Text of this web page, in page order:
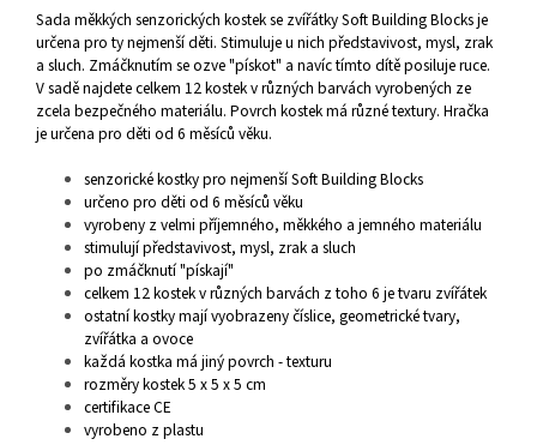
Sada měkkých senzorických kostek se zvířátky Soft Building Blocks je
určena pro ty nejmenší děti. Stimuluje u nich představivost, mysl, zrak
a sluch. Zmáčknutím se ozve "pískot" a navíc tímto dítě posiluje ruce.
V sadě najdete celkem 12 kostek v různých barvách vyrobených ze
zcela bezpečného materiálu. Povrch kostek má různé textury. Hračka
je určena pro děti od 6 měsíců věku.
senzorické kostky pro nejmenší Soft Building Blocks
určeno pro děti od 6 měsíců věku
vyrobeny z velmi příjemného, měkkého a jemného materiálu
stimulují představivost, mysl, zrak a sluch
po zmáčknutí "pískají"
celkem 12 kostek v různých barvách z toho 6 je tvaru zvířátek
ostatní kostky mají vyobrazeny číslice, geometrické tvary,
zvířátka a ovoce
každá kostka má jiný povrch - texturu
rozměry kostek 5 x 5 x 5 cm
certifikace CE
vyrobeno z plastu